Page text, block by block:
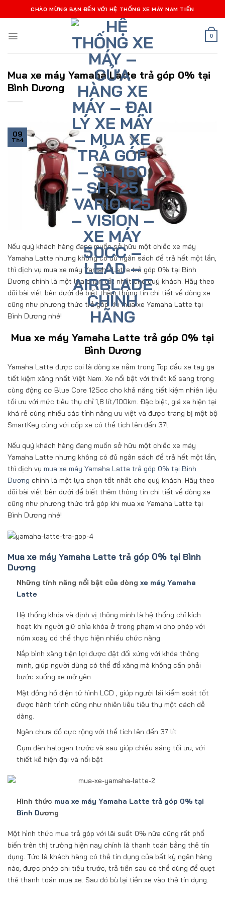
qua
dung
CHÀO MỪNG BẠN ĐẾN VỚI HỆ THỐNG XE MÁY NAM TIẾN
0
Mua xe máy Yamaha Latte trả góp 0% tại
Bình Dương
09
Th4
Nếu quý khách hàng đang muốn sở hữu một chiếc xe máy
Yamaha Latte nhưng không có đủ ngân sách để trả hết một lần,
thì dịch vụ mua xe máy Yamaha Latte trả góp 0% tại Bình
Dương chính là một lựa chọn tốt nhất cho quý khách. Hãy theo
dõi bài viết bên dưới để biết thêm thông tin chi tiết về dòng xe
cũng như phương thức trả góp khi mua xe Yamaha Latte tại
Bình Dương nhé!
Mua xe máy Yamaha Latte trả góp 0% tại
Bình Dương
Yamaha Latte được coi là dòng xe nằm trong Top đầu xe tay ga
tiết kiệm xăng nhất Việt Nam. Xe nổi bật với thiết kế sang trọng
cùng động cơ Blue Core 125cc cho khả năng tiết kiệm nhiên liệu
tối ưu với mức tiêu thụ chỉ 1,8 lít/100km. Đặc biệt, giá xe hiện tại
khá rẻ cùng nhiều các tính nằng ưu việt và được trang bị một bộ
SmartKey cùng với cốp xe có thể tích lên đến 37l.
Nếu quý khách hàng đang muốn sở hữu một chiếc xe máy
Yamaha Latte nhưng không có đủ ngân sách để trả hết một lần,
thì dịch vụ mua xe máy Yamaha Latte trả góp 0% tại Bình
Dương chính là một lựa chọn tốt nhất cho quý khách. Hãy theo
dõi bài viết bên dưới để biết thêm thông tin chi tiết về dòng xe
cũng như phương thức trả góp khi mua xe Yamaha Latte tại
Bình Dương nhé!
Mua xe máy Yamaha Latte trả góp 0% tại Bình
Dương
Những tính năng nổi bật của dòngxe máy Yamaha
Latte
Hệ thống khóa và định vị thông minh là hệ thống chỉ kích
hoạt khi người giữ chìa khóa ở trong phạm vi cho phép với
núm xoay có thể thực hiện nhiều chức năng
Nắp bình xăng tiện lợi được đặt đối xứng với khóa thông
minh, giúp người dùng có thể đổ xăng mà không cần phải
bước xuống xe mở yên
Mặt đồng hồ điện tử hình LCD , giúp người lái kiểm soát tốt
được hành trình cũng như nhiên liêu tiêu thụ một cách dễ
dàng.
Ngăn chưa đồ cực rộng với thể tích lên đến 37 lít
Cụm đèn halogen trước và sau giúp chiếu sáng tối ưu, với
thiết kế hiện đại và nổi bật
Hình thức mua xe máy Yamaha Latte trả góp 0% tại
Bình Dương
Một hình thức mua trả góp với lãi suất 0% nữa cũng rất phổ
biến trên thị trường hiện nay chính là thanh toán bằng thẻ tín
dụng. Tức là khách hàng có thẻ tín dụng của bất kỳ ngân hàng
nào, được phép chi tiêu trước, trả tiền sau có thể dùng để quẹt
thẻ thanh toán mua xe. Sau đó bù lại tiền xe vào thẻ tín dụng.